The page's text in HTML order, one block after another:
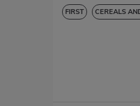
FIRST CEREALS